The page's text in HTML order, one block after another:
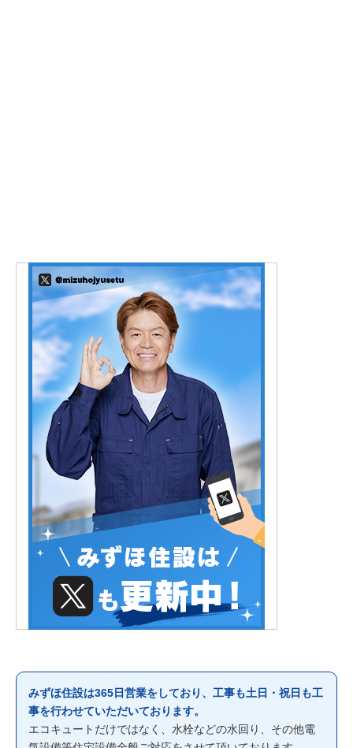
みずほ住設は365日営業をしており、工事も土日・祝日も工
事を行わせていただいております。
エコキュートだけではなく、水栓などの水回り、その他電